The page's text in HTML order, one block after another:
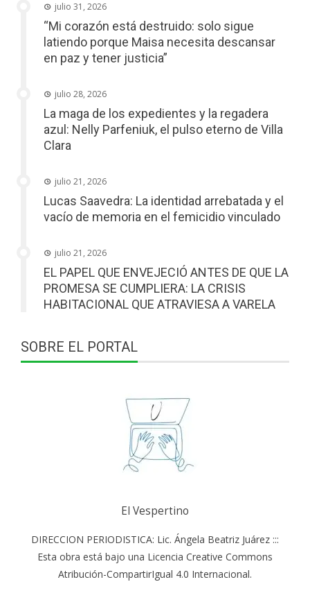
julio 31, 2026
“Mi corazón está destruido: solo sigue
latiendo porque Maisa necesita descansar
en paz y tener justicia”
julio 28, 2026
La maga de los expedientes y la regadera
azul: Nelly Parfeniuk, el pulso eterno de Villa
Clara
julio 21, 2026
Lucas Saavedra: La identidad arrebatada y el
vacío de memoria en el femicidio vinculado
julio 21, 2026
EL PAPEL QUE ENVEJECIÓ ANTES DE QUE LA
PROMESA SE CUMPLIERA: LA CRISIS
HABITACIONAL QUE ATRAVIESA A VARELA
SOBRE EL PORTAL
El Vespertino
DIRECCION PERIODISTICA: Lic. Ángela Beatriz Juárez :::
Esta obra está bajo una Licencia Creative Commons
Atribución-CompartirIgual 4.0 Internacional.